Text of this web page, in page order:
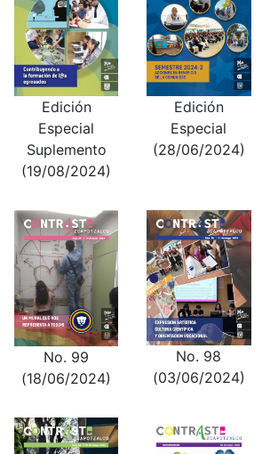
Edición
Especial
Suplemento
(19/08/2024)
Edición
Especial
(28/06/2024)
No. 99
(18/06/2024)
No. 98
(03/06/2024)